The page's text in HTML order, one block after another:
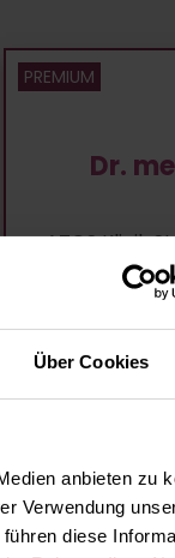
Über Cookies
anbieten zu
Verwendung
diese
Dr.
ATOS Klinik